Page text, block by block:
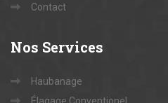
Contact
Nos Services
Haubanage